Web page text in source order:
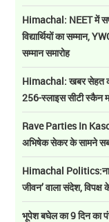
Himachal: NEET में
विद्यार्थियों का सम्मान,
सम्मान समारोह
Himachal: खबर सेहत
256-स्लाइस सीटी स्कैन
Rave Parties In Kasol
अभिषेक सेकर के सामने
Himachal
जीवन’ वाला संदेश, विपक्ष
भूपेश बघेल का 9 दिन का